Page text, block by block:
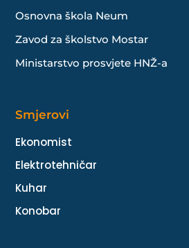
Osnovna škola Neum
Zavod za školstvo Mostar
Ministarstvo prosvjete HNŽ-a
Smjerovi
Ekonomist
Elektrotehničar
Kuhar
Konobar